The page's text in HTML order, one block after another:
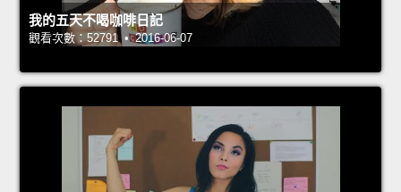
我的五天不喝咖啡日記
觀看次數：52791 • 2016-06-07